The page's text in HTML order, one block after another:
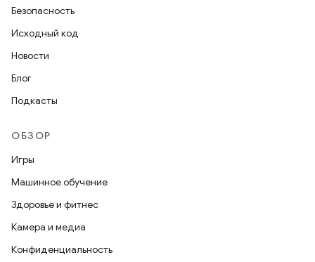
Безопасность
Исходный код
Новости
Блог
Подкасты
ОБЗОР
Игры
Машинное обучение
Здоровье и фитнес
Камера и медиа
Конфиденциальность